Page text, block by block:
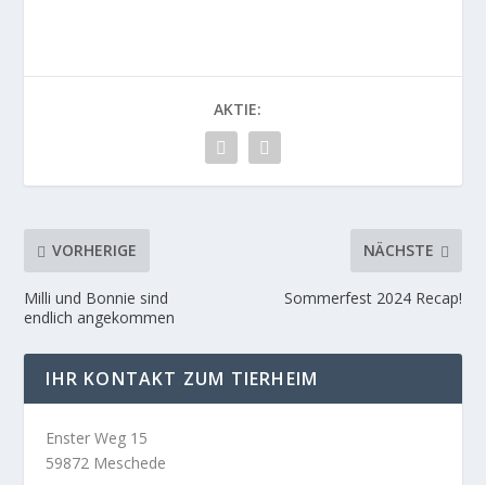
AKTIE:
VORHERIGE
Milli und Bonnie sind
endlich angekommen
NÄCHSTE
Sommerfest 2024 Recap!
IHR KONTAKT ZUM TIERHEIM
Enster Weg 15
59872 Meschede